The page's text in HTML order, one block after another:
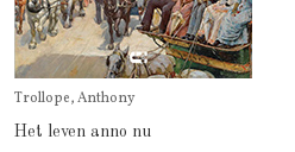
Trollope, Anthony
Het leven anno nu